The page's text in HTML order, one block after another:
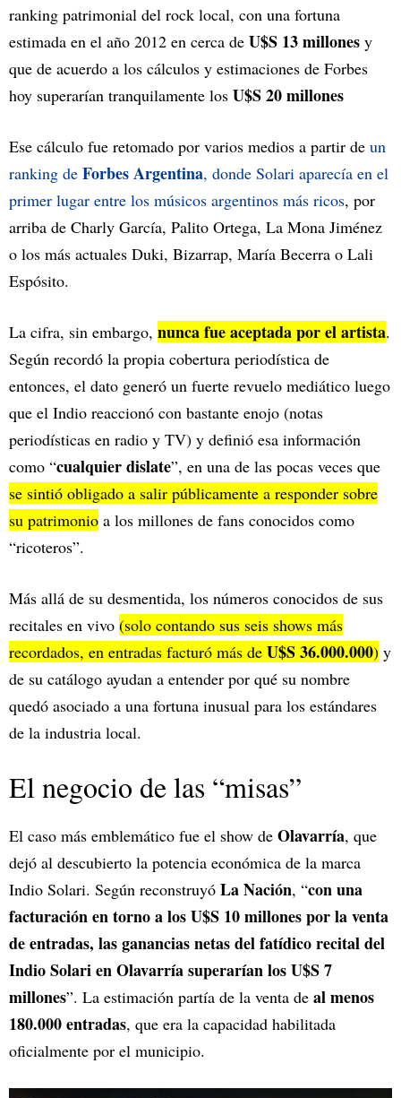
ranking patrimonial del rock local, con una fortuna
estimada en el año 2012 en cerca de U$S 13 millones y
que de acuerdo a los cálculos y estimaciones de Forbes
hoy superarían tranquilamente los U$S 20 millones
Ese cálculo fue retomado por varios medios a partir de un
ranking de Forbes Argentina, donde Solari aparecía en el
primer lugar entre los músicos argentinos más ricos, por
arriba de Charly García, Palito Ortega, La Mona Jiménez
o los más actuales Duki, Bizarrap, María Becerra o Lali
Espósito.
La cifra, sin embargo, nunca fue aceptada por el artista.
Según recordó la propia cobertura periodística de
entonces, el dato generó un fuerte revuelo mediático luego
que el Indio reaccionó con bastante enojo (notas
periodísticas en radio y TV) y definió esa información
como “cualquier dislate”, en una de las pocas veces que
se sintió obligado a salir públicamente a responder sobre
su patrimonio a los millones de fans conocidos como
“ricoteros”.
Más allá de su desmentida, los números conocidos de sus
recitales en vivo (solo contando sus seis shows más
recordados, en entradas facturó más de U$S 36.000.000) y
de su catálogo ayudan a entender por qué su nombre
quedó asociado a una fortuna inusual para los estándares
de la industria local.
El negocio de las “misas”
El caso más emblemático fue el show de Olavarría, que
dejó al descubierto la potencia económica de la marca
Indio Solari. Según reconstruyó La Nación, “con una
facturación en torno a los U$S 10 millones por la venta
de entradas, las ganancias netas del fatídico recital del
Indio Solari en Olavarría superarían los U$S 7
millones”. La estimación partía de la venta de al menos
180.000 entradas, que era la capacidad habilitada
oficialmente por el municipio.